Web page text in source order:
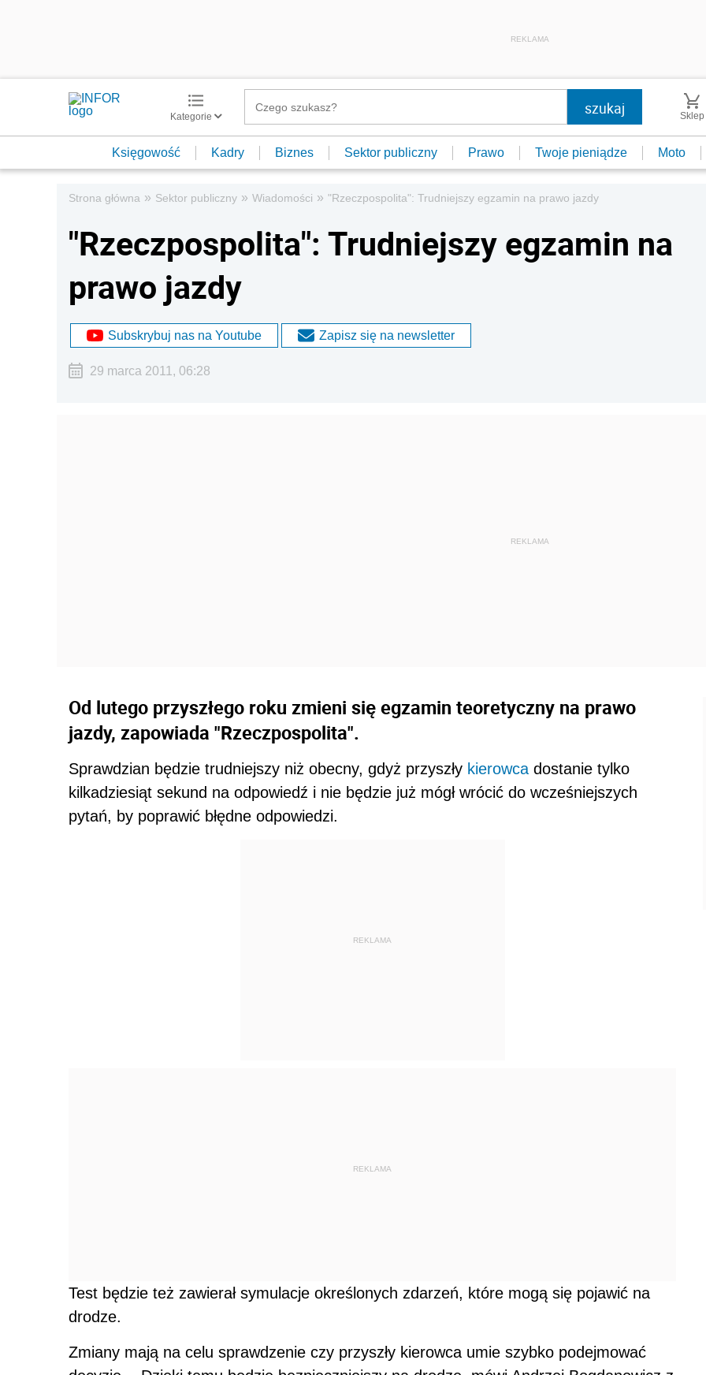
REKLAMA
Kategorie Sklep
Księgowość Kadry Biznes Sektor publiczny Prawo Twoje pieniądze Moto
Strona główna » Sektor publiczny » Wiadomości » "Rzeczpospolita": Trudniejszy egzamin na prawo jazdy
"Rzeczpospolita": Trudniejszy egzamin na
prawo jazdy
Subskrybuj nas na Youtube Zapisz się na newsletter
29 marca 2011, 06:28
Od lutego przyszłego roku zmieni się egzamin teoretyczny na prawo
jazdy, zapowiada "Rzeczpospolita".
Sprawdzian będzie trudniejszy niż obecny, gdyż przyszły kierowca dostanie tylko
kilkadziesiąt sekund na odpowiedź i nie będzie już mógł wrócić do wcześniejszych
pytań, by poprawić błędne odpowiedzi.
REKLAMA
REKLAMA
Test będzie też zawierał symulacje określonych zdarzeń, które mogą się pojawić na
drodze.
Zmiany mają na celu sprawdzenie czy przyszły kierowca umie szybko podejmować